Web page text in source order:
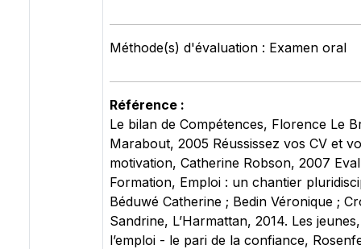
Méthode(s) d'évaluation : Examen oral
Référence :
Le bilan de Compétences, Florence Le
Marabout, 2005 Réussissez vos CV et
motivation, Catherine Robson, 2007
Formation, Emploi : un chantier
Béduwé Catherine ; Bedin Véronique ;
Sandrine, L’Harmattan, 2014. Les
l’emploi - le pari de la confiance,